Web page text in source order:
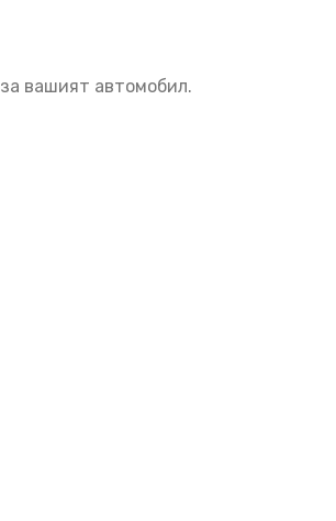
вашият автомобил.